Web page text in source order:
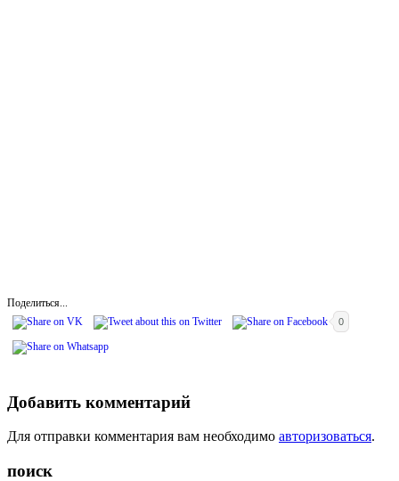
Поделиться...
0
Добавить комментарий
Для отправки комментария вам необходимо авторизоваться.
поиск